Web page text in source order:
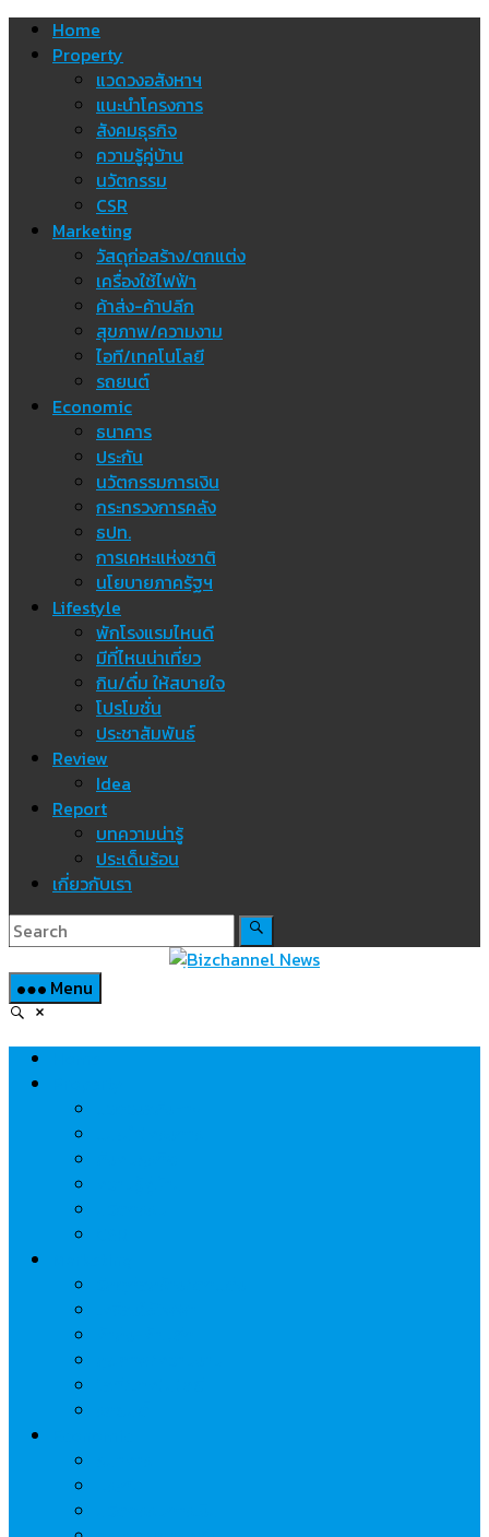
Skip Home
Property
แวดวงอสังหาฯ
แนะนำโครงการ
สังคมธุรกิจ
ความรู้คู่บ้าน
นวัตกรรม
CSR
Marketing
วัสดุก่อสร้าง/ตกแต่ง
เครื่องใช้ไฟฟ้า
ค้าส่ง-ค้าปลีก
สุขภาพ/ความงาม
ไอที/เทคโนโลยี
รถยนต์
Economic
ธนาคาร
ประกัน
นวัตกรรมการเงิน
กระทรวงการคลัง
ธปท.
การเคหะแห่งชาติ
นโยบายภาครัฐฯ
Lifestyle
พักโรงแรมไหนดี
มีที่ไหนน่าเที่ยว
กิน/ดื่ม ให้สบายใจ
โปรโมชั่น
ประชาสัมพันธ์
Review
Idea
Report
บทความน่ารู้
ประเด็นร้อน
เกี่ยวกับเรา
Menu